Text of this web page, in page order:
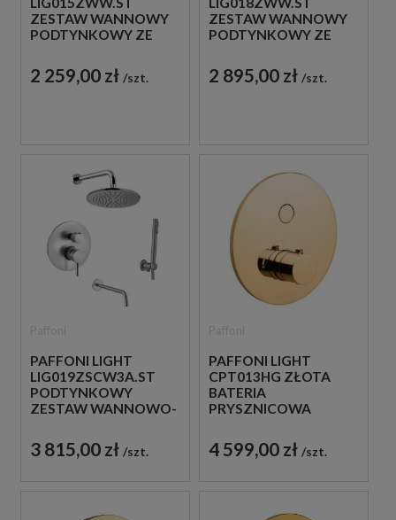
ZESTAW WANNOWY
PODTYNKOWY ZE
PRYSZNICOWĄ STAL
SZCZOTKOWANA
2 259,00 zł szt.
ZESTAW WANNOWY
PODTYNKOWY ZE
PRYSZNICOWĄ STAL
SZCZOTKOWANA
2 895,00 zł szt.
PAFFONI LIGHT
LIG019ZSCW3A.ST
PODTYNKOWY
ZESTAW WANNOWO-
WYLEWKĄ STAL
SZCZOTKOWANA
3 815,00 zł szt.
PAFFONI LIGHT
CPT013HG ZŁOTA
BATERIA
PRYSZNICOWA
TERMOSTATYCZNA 1-
DROŻNA
4 599,00 zł szt.